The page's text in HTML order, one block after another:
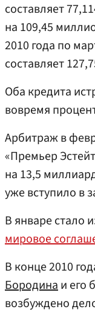
составляет
на 109,45
2010 года по
составляет
Оба кредита
вовремя
Арбитраж в
«Премьер
на 13,5
уже вступило в
В январе стало
мировое
В конце 2010
Бородинаи его
возбуждено